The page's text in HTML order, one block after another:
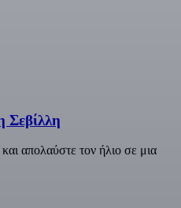
Σεβίλλη
απολαύστε τον ήλιο σε μια